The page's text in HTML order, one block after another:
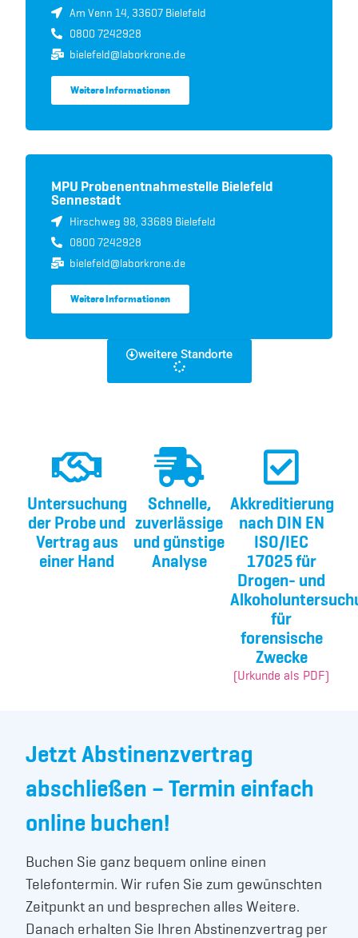
Am Venn 14, 33607 Bielefeld
0800 7242928
bielefeld@laborkrone.de
Weitere Informationen
MPU Probenentnahmestelle Bielefeld
Sennestadt
Hirschweg 98, 33689 Bielefeld
0800 7242928
bielefeld@laborkrone.de
Weitere Informationen
weitere Standorte
Untersuchung
der Probe und
Vertrag aus
einer Hand
Schnelle,
zuverlässige
und günstige
Analyse
Akkreditierung
nach DIN EN
ISO/IEC
17025 für
Drogen- und
für
forensische
Zwecke
(Urkunde als PDF)
Jetzt Abstinenzvertrag
abschließen – Termin einfach
online buchen!
Buchen Sie ganz bequem online einen
Telefontermin. Wir rufen Sie zum gewünschten
Zeitpunkt an und besprechen alles Weitere.
Danach erhalten Sie Ihren Abstinenzvertrag per